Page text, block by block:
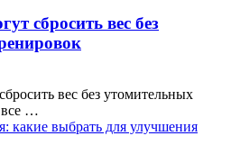
сбросить вес без
вес без утомительных
все …